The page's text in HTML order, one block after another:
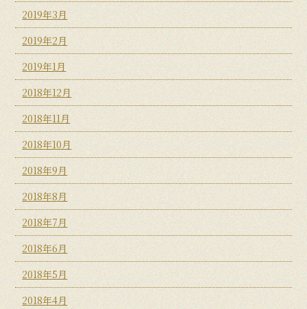
2019年3月
2019年2月
2019年1月
2018年12月
2018年11月
2018年10月
2018年9月
2018年8月
2018年7月
2018年6月
2018年5月
2018年4月